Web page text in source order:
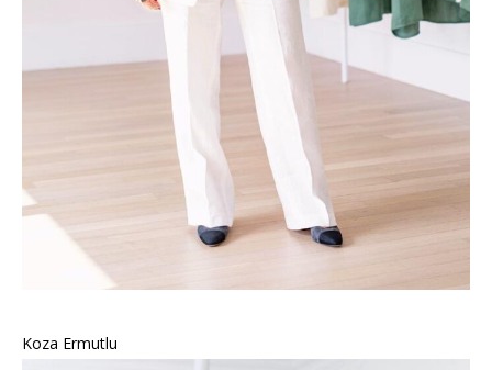
Koza Ermutlu